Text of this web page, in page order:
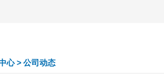
心> 公司动态